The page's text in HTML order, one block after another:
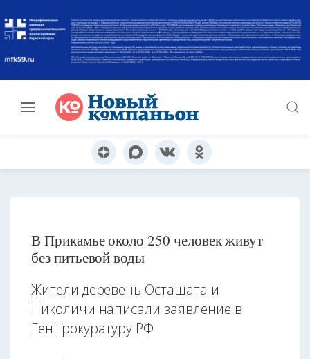
В Прикамье около 250 человек живут
без питьевой воды
Жители деревень Осташата и
Николичи написали заявление в
Генпрокуратуру РФ